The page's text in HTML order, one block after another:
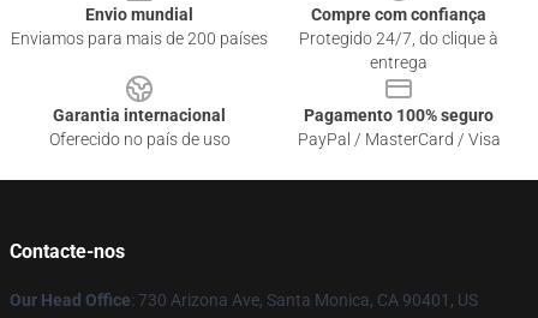
Envio mundial
Enviamos para mais de 200 países
Compre com confiança
Protegido 24/7, do clique à
entrega
Garantia internacional
Oferecido no país de uso
Pagamento 100% seguro
PayPal / MasterCard / Visa
Contacte-nos
Our Head Office: 730 Arizona Ave, Santa Monica, CA 90401, US